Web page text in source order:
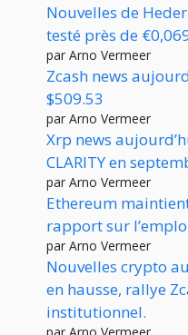
Nouvelles de
testé près de
par Arno Vermeer
Zcash news
$509.53
par Arno Vermeer
Xrp news
CLARITY en
par Arno Vermeer
Ethereum
rapport sur
par Arno Vermeer
Nouvelles crypto
en hausse, rallye
institutionnel.